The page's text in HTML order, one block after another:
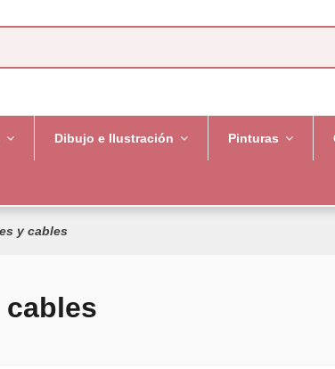
Dibujo e Ilustración Pinturas
y cables
cables